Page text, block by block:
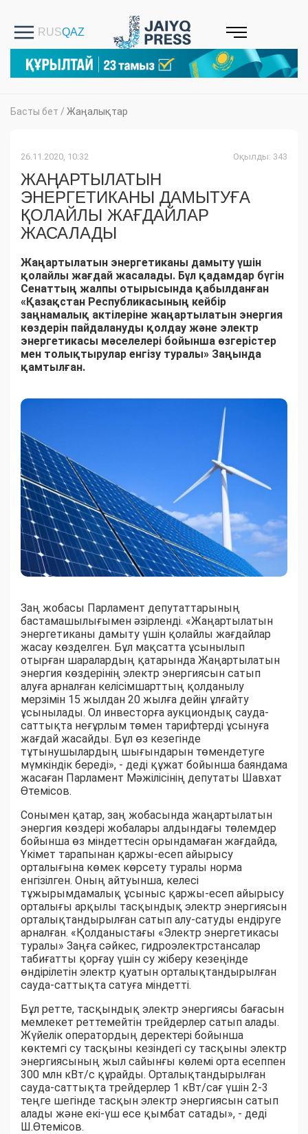
Басты бет / Жаңалықтар
26.11.2020, 10:32 Оқылды: 343
ЖАҢАРТЫЛАТЫН
ЭНЕРГЕТИКАНЫ ДАМЫТУҒА
ҚОЛАЙЛЫ ЖАҒДАЙЛАР
ЖАСАЛАДЫ
Жаңартылатын энергетиканы дамыту үшін
қолайлы жағдай жасалады. Бұл қадамдар бүгін
Сенаттың жалпы отырысында қабылданған
«Қазақстан Республикасының кейбір
заңнамалық актілеріне жаңартылатын энергия
көздерін пайдалануды қолдау және электр
энергетикасы мәселелері бойынша өзгерістер
мен толықтырулар енгізу туралы» Заңында
қамтылған.
Заң жобасы Парламент депутаттарының
бастамашылығымен әзірленді. «Жаңартылатын
энергетиканы дамыту үшін қолайлы жағдайлар
жасау көзделген. Бұл мақсатта ұсынылып
отырған шаралардың қатарында Жаңартылатын
энергия көздерінің электр энергиясын сатып
алуға арналған келісімшарттың қолданылу
мерзімін 15 жылдан 20 жылға дейін ұлғайту
ұсынылады. Ол инвесторға аукциондық сауда-
саттықта неғұрлым төмен тарифтерді ұсынуға
жағдай жасайды. Бұл өз кезегінде
тұтынушылардың шығындарын төмендетуге
мүмкіндік береді», - деді құжат бойынша баяндама
жасаған Парламент Мәжілісінің депутаты Шавхат
Өтемісов.
Сонымен қатар, заң жобасында жаңартылатын
энергия көздері жобалары алдындағы төлемдер
бойынша өз міндеттесін орындамаған жағдайда,
Үкімет тарапынан қаржы-есеп айырысу
орталығына көмек көрсету туралы норма
енгізілген. Оның айтуынша, келесі
тұжырымдамалық ұсыныс қаржы-есеп айырысу
орталығы арқылы тасқындық электр энергиясын
орталықтандырылған сатып алу-сатуды ендіруге
арналған. «Қолданыстағы «Электр энергетикасы
туралы» Заңға сәйкес, гидроэлектрстансалар
табиғатты қорғау үшін су жіберу кезеңінде
өндірілетін электр қуатын орталықтандырылған
сауда-саттықта сатуға міндетті.
Бұл ретте, тасқындық электр энергиясы бағасын
мемлекет реттемейтін трейдерлер сатып алады.
Жүйелік оператордың деректері бойынша
көктемгі су тасқыны кезіндегі су тасқыны электр
энергиясының жыл сайынғы көлемі орта есеппен
300 млн кВт/с құрайды. Орталықтандырылған
сауда-саттықта трейдерлер 1 кВт/сағ үшін 2-3
теңге шегінде тасқын электр энергиясын сатып
алады және екі-үш есе қымбат сатады», - деді
Ш.Өтемісов.